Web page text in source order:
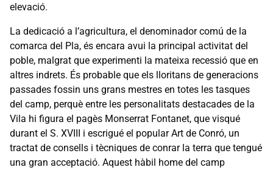
elevació.
La dedicació a l’agricultura, el denominador comú de la
comarca del Pla, és encara avui la principal activitat del
poble, malgrat que experimenti la mateixa recessió que en
altres indrets. És probable que els lloritans de generacions
passades fossin uns grans mestres en totes les tasques
del camp, perquè entre les personalitats destacades de la
Vila hi figura el pagès Monserrat Fontanet, que visqué
durant el S. XVIII i escrigué el popular Art de Conró, un
tractat de consells i tècniques de conrar la terra que tengué
una gran acceptació. Aquest hàbil home del camp